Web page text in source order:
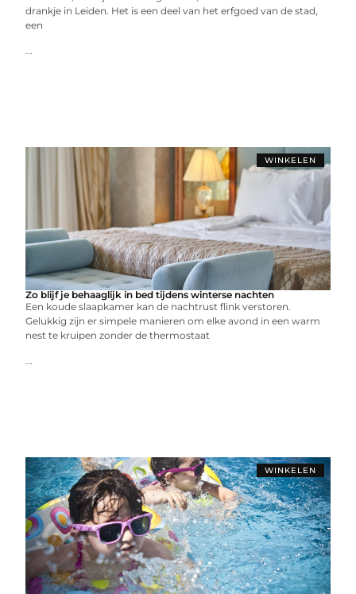
drankje in Leiden. Het is een deel van het erfgoed van de stad,
een
...
WINKELEN
Zo blijf je behaaglijk in bed tijdens winterse nachten
Een koude slaapkamer kan de nachtrust flink verstoren.
Gelukkig zijn er simpele manieren om elke avond in een warm
nest te kruipen zonder de thermostaat
...
WINKELEN